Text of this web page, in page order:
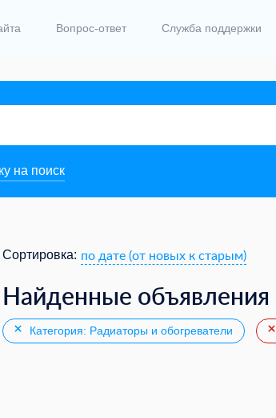
Вопрос-ответ Служба поддержки
на поиск
Сортировка: по дате (от новых к старым)
Найденные объявления
Категория: Радиаторы и обогреватели